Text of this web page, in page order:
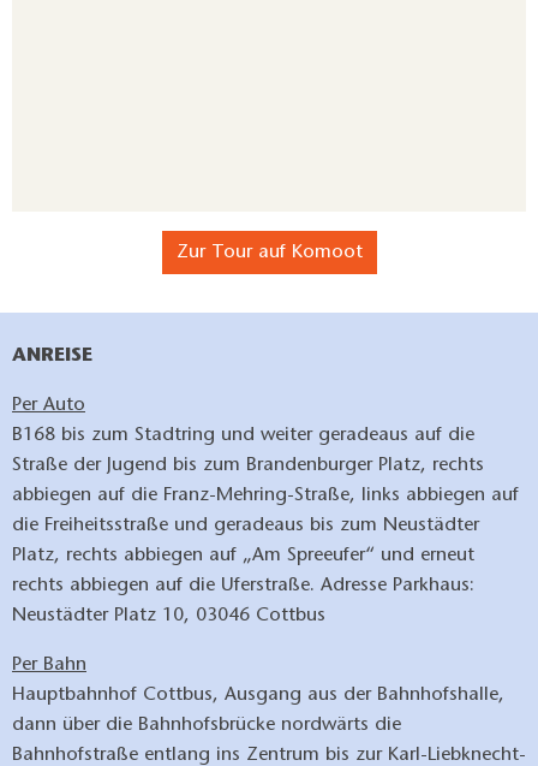
Zur Tour auf Komoot
ANREISE
Per Auto
B168 bis zum Stadtring und weiter geradeaus auf die
Straße der Jugend bis zum Brandenburger Platz, rechts
abbiegen auf die Franz-Mehring-Straße, links abbiegen auf
die Freiheitsstraße und geradeaus bis zum Neustädter
Platz, rechts abbiegen auf „Am Spreeufer“ und erneut
rechts abbiegen auf die Uferstraße. Adresse Parkhaus:
Neustädter Platz 10, 03046 Cottbus
Per Bahn
Hauptbahnhof Cottbus, Ausgang aus der Bahnhofshalle,
dann über die Bahnhofsbrücke nordwärts die
Bahnhofstraße entlang ins Zentrum bis zur Karl-Liebknecht-